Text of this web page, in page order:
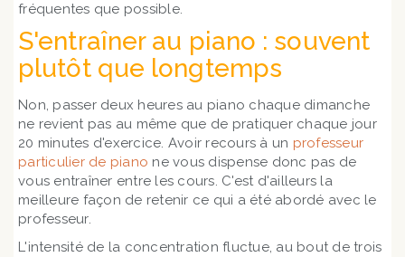
fréquentes que possible.
S'entraîner au piano : souvent
plutôt que longtemps
Non, passer deux heures au piano chaque dimanche
ne revient pas au même que de pratiquer chaque jour
20 minutes d'exercice. Avoir recours à un professeur
particulier de piano ne vous dispense donc pas de
vous entraîner entre les cours. C'est d'ailleurs la
meilleure façon de retenir ce qui a été abordé avec le
professeur.
L'intensité de la concentration fluctue, au bout de trois